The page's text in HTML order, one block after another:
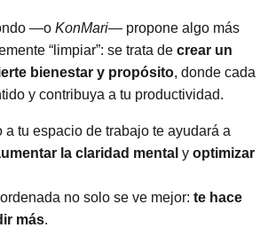
—o KonMari— propone algo más
“limpiar”: se trata de crear un
bienestar y propósito, donde cada
y contribuya a tu productividad.
a tu espacio de trabajo te ayudará a
la claridad mental y optimizar
no solo se ve mejor: te hace
más.